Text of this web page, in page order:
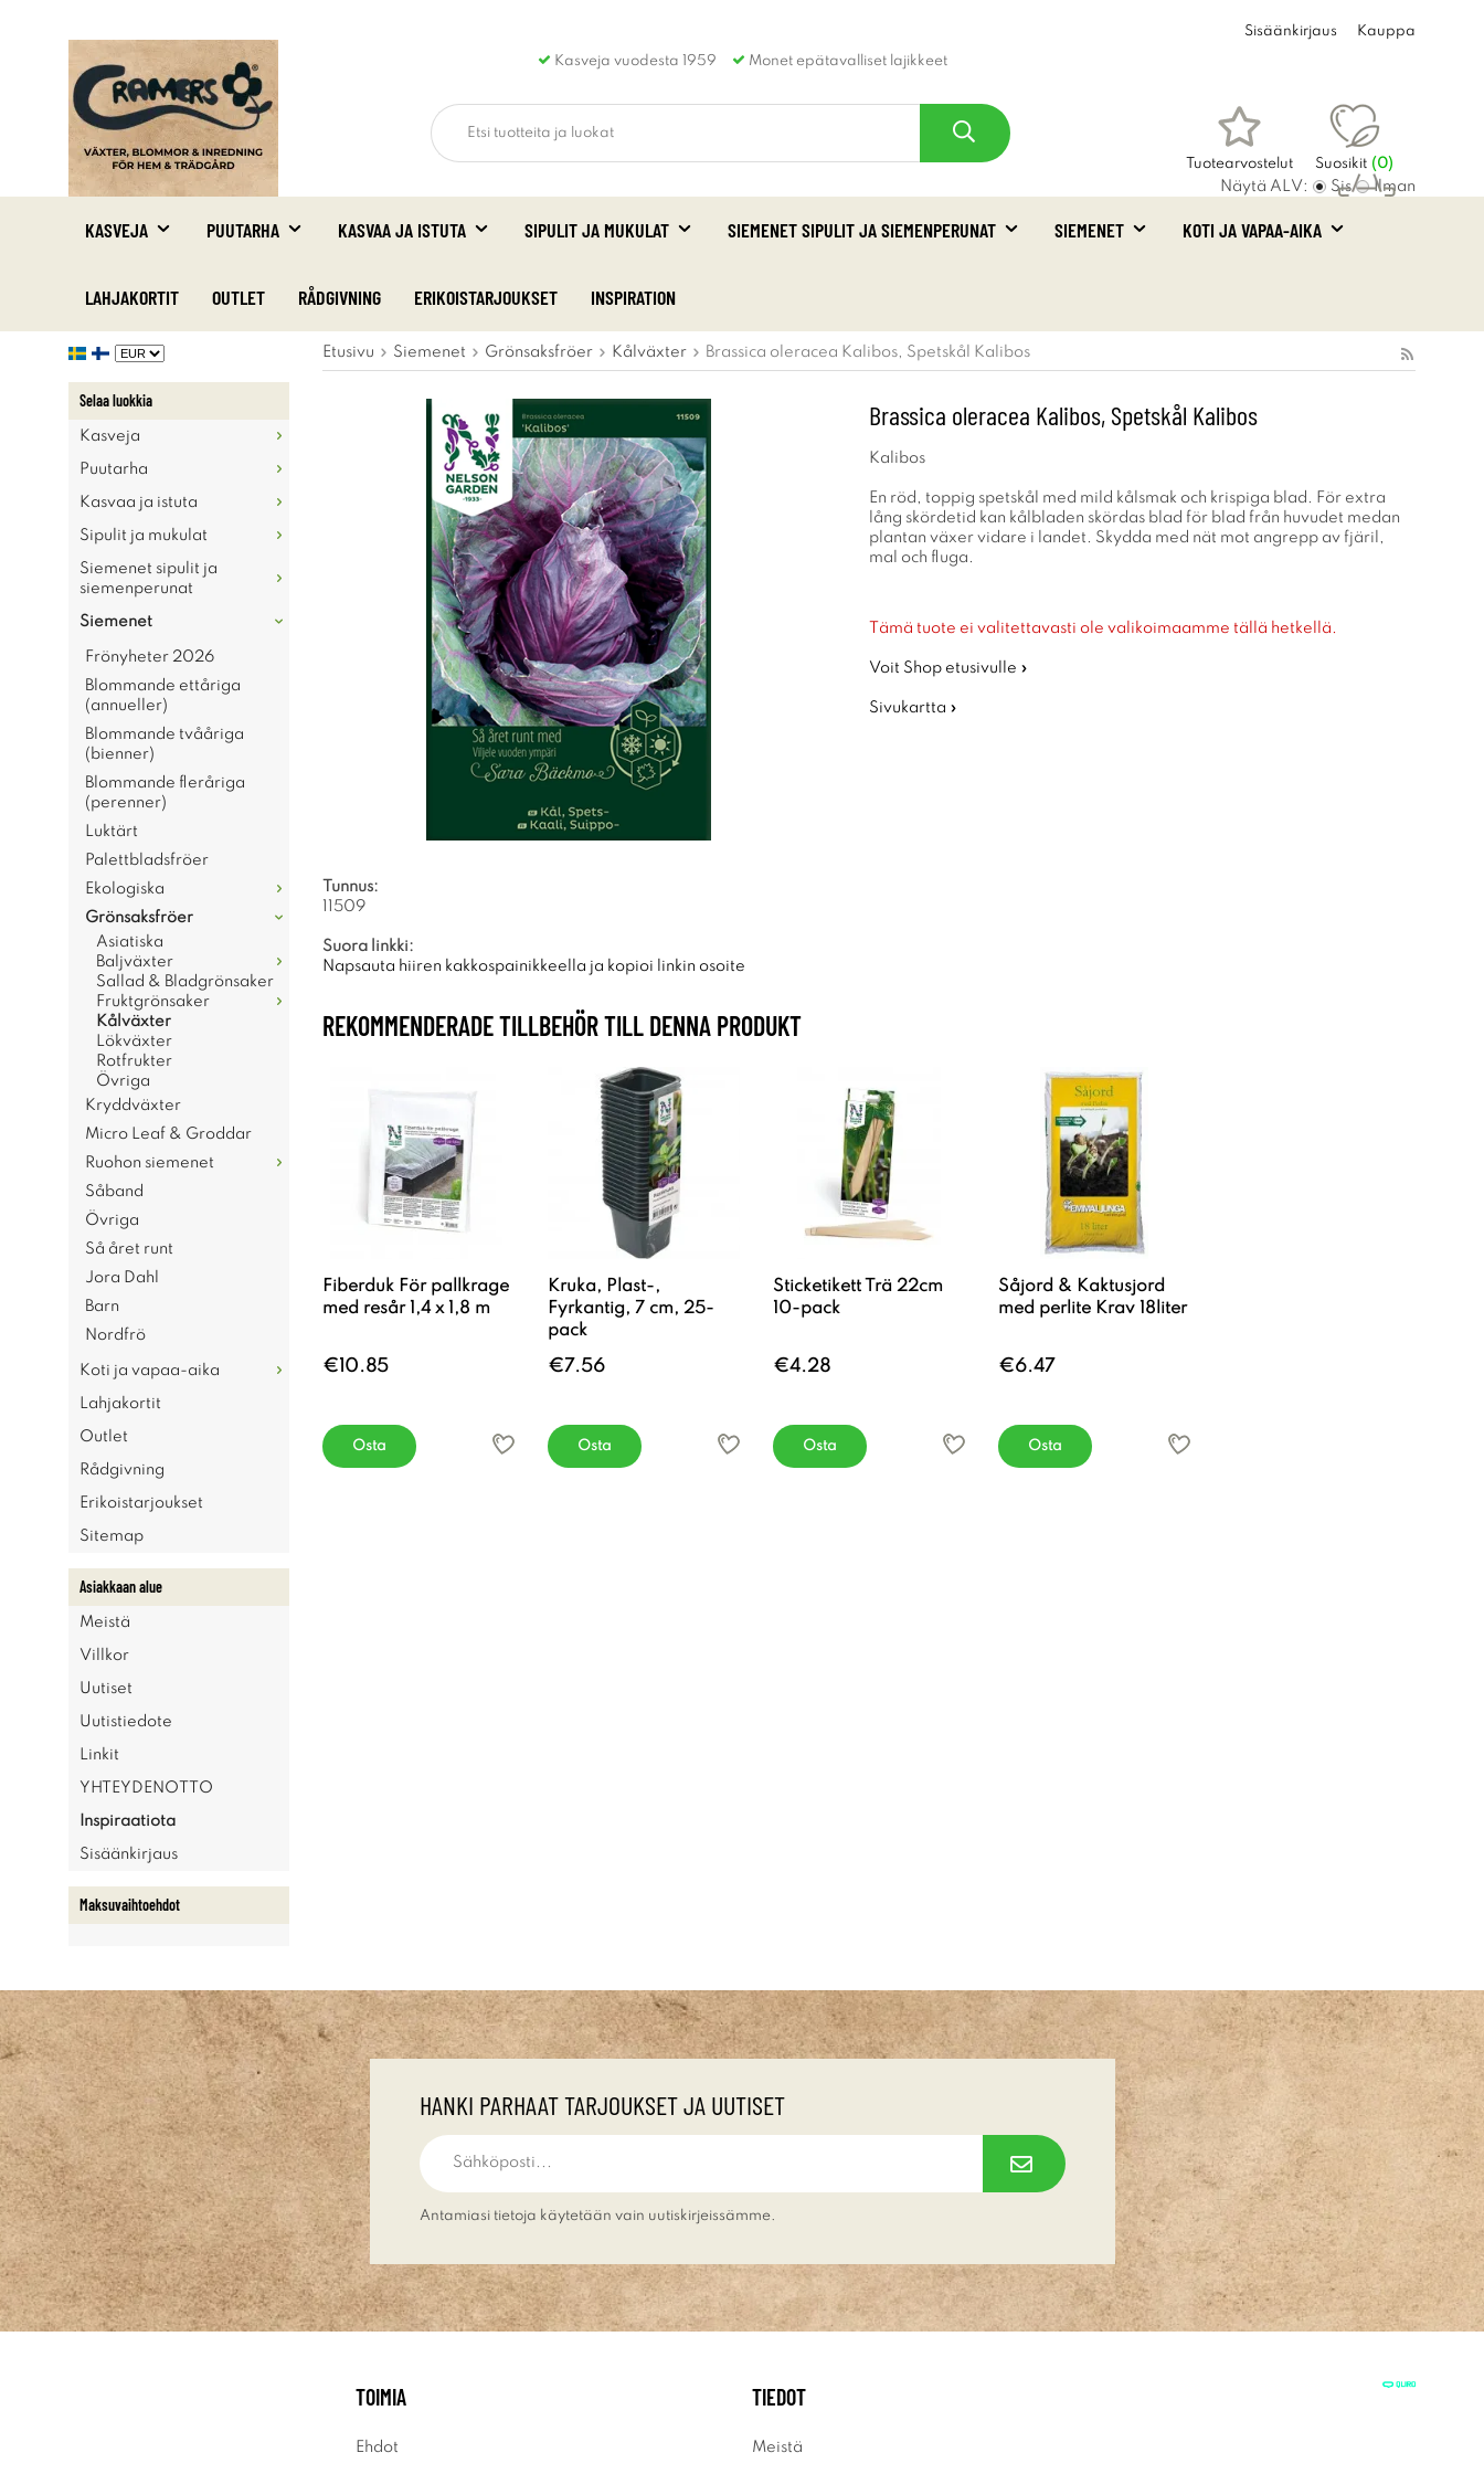
Kasveja vuodesta 1959 Monet epätavalliset lajikkeet
Sisäänkirjaus Kauppa
Tuotearvostelut Suosikit (0)
Ostoskori
Näytä ALV: Sis Ilman
KASVEJA PUUTARHA KASVAA JA ISTUTA SIPULIT JA MUKULAT SIEMENET SIPULIT JA SIEMENPERUNAT SIEMENET KOTI JA VAPAA-AIKA
LAHJAKORTIT OUTLET RÅDGIVNING ERIKOISTARJOUKSET INSPIRATION
Selaa luokkia
Kasveja
Puutarha
Kasvaa ja istuta
Sipulit ja mukulat
Siemenet sipulit ja
siemenperunat
Siemenet
Frönyheter 2026
Blommande ettåriga
(annueller)
Blommande tvååriga
(bienner)
Blommande fleråriga
(perenner)
Luktärt
Palettbladsfröer
Ekologiska
Grönsaksfröer
Asiatiska
Baljväxter
Sallad & Bladgrönsaker
Fruktgrönsaker
Kålväxter
Lökväxter
Rotfrukter
Övriga
Kryddväxter
Micro Leaf & Groddar
Ruohon siemenet
Såband
Övriga
Så året runt
Jora Dahl
Barn
Nordfrö
Koti ja vapaa-aika
Lahjakortit
Outlet
Rådgivning
Erikoistarjoukset
Sitemap
Asiakkaan alue
Meistä
Villkor
Uutiset
Uutistiedote
Linkit
YHTEYDENOTTO
Inspiraatiota
Sisäänkirjaus
Maksuvaihtoehdot
Etusivu Siemenet Grönsaksfröer Kålväxter Brassica oleracea Kalibos, Spetskål Kalibos
Brassica oleracea Kalibos, Spetskål Kalibos
Kalibos
En röd, toppig spetskål med mild kålsmak och krispiga blad. För extra
lång skördetid kan kålbladen skördas blad för blad från huvudet medan
plantan växer vidare i landet. Skydda med nät mot angrepp av fjäril,
mal och fluga.
Tämä tuote ei valitettavasti ole valikoimaamme tällä hetkellä.
Voit Shop etusivulle »
Sivukartta »
Tunnus:
11509
Suora linkki:
Napsauta hiiren kakkospainikkeella ja kopioi linkin osoite
REKOMMENDERADE TILLBEHÖR TILL DENNA PRODUKT
Fiberduk För pallkrage
med resår 1,4 x 1,8 m
€10.85
Osta
Kruka, Plast-,
Fyrkantig, 7 cm, 25-
pack
€7.56
Osta
Sticketikett Trä 22cm
10-pack
€4.28
Osta
Såjord & Kaktusjord
med perlite Krav 18liter
€6.47
Osta
HANKI PARHAAT TARJOUKSET JA UUTISET
Antamiasi tietoja käytetään vain uutiskirjeissämme.
TOIMIA
Ehdot
TIEDOT
Meistä